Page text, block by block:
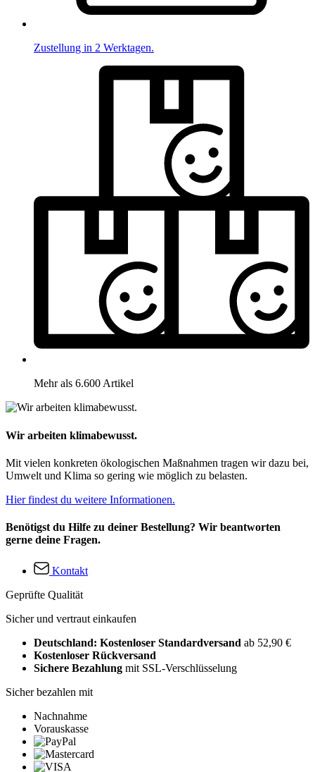
Zustellung in 2 Werktagen.
Mehr als 6.600 Artikel
Wir arbeiten klimabewusst.
Mit vielen konkreten ökologischen Maßnahmen tragen wir dazu bei,
Umwelt und Klima so gering wie möglich zu belasten.
Hier findest du weitere Informationen.
Benötigst du Hilfe zu deiner Bestellung? Wir beantworten
gerne deine Fragen.
Kontakt
Geprüfte Qualität
Sicher und vertraut einkaufen
Deutschland: Kostenloser Standardversand ab 52,90 €
Kostenloser Rückversand
Sichere Bezahlung mit SSL-Verschlüsselung
Sicher bezahlen mit
Nachnahme
Vorauskasse